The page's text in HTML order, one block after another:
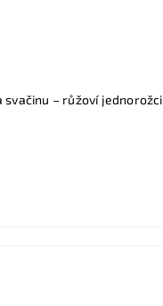
svačinu – růžoví jednorožci